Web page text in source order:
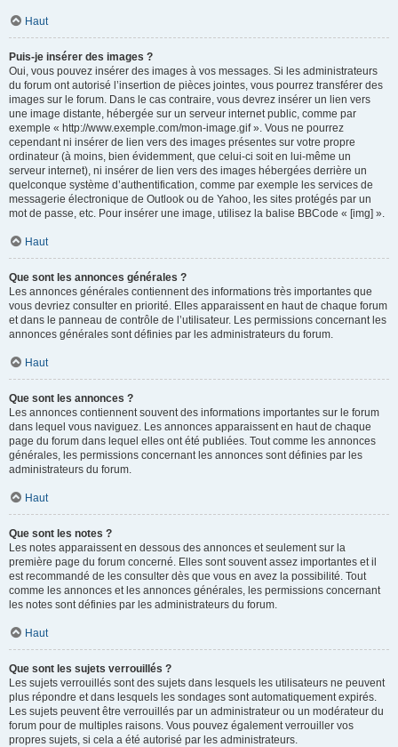
Haut
Puis-je insérer des images ?
Oui, vous pouvez insérer des images à vos messages. Si les administrateurs
du forum ont autorisé l’insertion de pièces jointes, vous pourrez transférer des
images sur le forum. Dans le cas contraire, vous devrez insérer un lien vers
une image distante, hébergée sur un serveur internet public, comme par
exemple « http://www.exemple.com/mon-image.gif ». Vous ne pourrez
cependant ni insérer de lien vers des images présentes sur votre propre
ordinateur (à moins, bien évidemment, que celui-ci soit en lui-même un
serveur internet), ni insérer de lien vers des images hébergées derrière un
quelconque système d’authentification, comme par exemple les services de
messagerie électronique de Outlook ou de Yahoo, les sites protégés par un
mot de passe, etc. Pour insérer une image, utilisez la balise BBCode « [img] ».
Haut
Que sont les annonces générales ?
Les annonces générales contiennent des informations très importantes que
vous devriez consulter en priorité. Elles apparaissent en haut de chaque forum
et dans le panneau de contrôle de l’utilisateur. Les permissions concernant les
annonces générales sont définies par les administrateurs du forum.
Haut
Que sont les annonces ?
Les annonces contiennent souvent des informations importantes sur le forum
dans lequel vous naviguez. Les annonces apparaissent en haut de chaque
page du forum dans lequel elles ont été publiées. Tout comme les annonces
générales, les permissions concernant les annonces sont définies par les
administrateurs du forum.
Haut
Que sont les notes ?
Les notes apparaissent en dessous des annonces et seulement sur la
première page du forum concerné. Elles sont souvent assez importantes et il
est recommandé de les consulter dès que vous en avez la possibilité. Tout
comme les annonces et les annonces générales, les permissions concernant
les notes sont définies par les administrateurs du forum.
Haut
Que sont les sujets verrouillés ?
Les sujets verrouillés sont des sujets dans lesquels les utilisateurs ne peuvent
plus répondre et dans lesquels les sondages sont automatiquement expirés.
Les sujets peuvent être verrouillés par un administrateur ou un modérateur du
forum pour de multiples raisons. Vous pouvez également verrouiller vos
propres sujets, si cela a été autorisé par les administrateurs.